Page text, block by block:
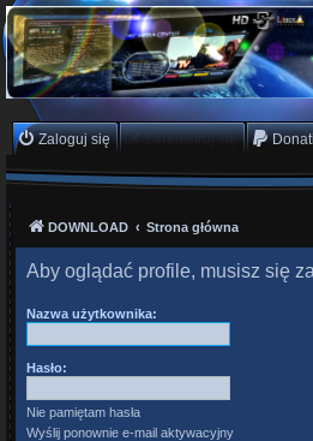
PKTeam - Polish Koders
Team
Hyperion, Enigma, E2, PKT, listy kanałów, oscam
Zaloguj się Zarejestruj się
DOWNLOAD Strona główna
Aby oglądać profile, musisz się
Nazwa użytkownika:
Hasło:
Nie pamiętam hasła
Wyślij ponownie e-mail aktywacyjny